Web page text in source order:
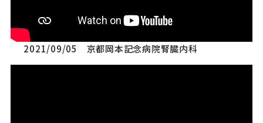
2021/09/05 京都岡本記念病院腎臓内科